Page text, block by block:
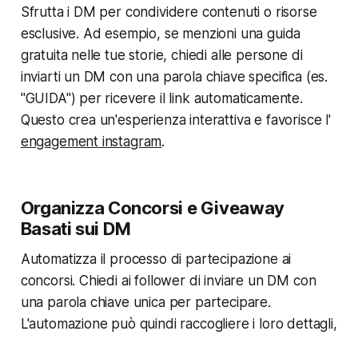
Sfrutta i DM per condividere contenuti o risorse
esclusive. Ad esempio, se menzioni una guida
gratuita nelle tue storie, chiedi alle persone di
inviarti un DM con una parola chiave specifica (es.
"GUIDA") per ricevere il link automaticamente.
Questo crea un'esperienza interattiva e favorisce l'
engagement instagram.
Organizza Concorsi e Giveaway
Basati sui DM
Automatizza il processo di partecipazione ai
concorsi. Chiedi ai follower di inviare un DM con
una parola chiave unica per partecipare.
L'automazione può quindi raccogliere i loro dettagli,